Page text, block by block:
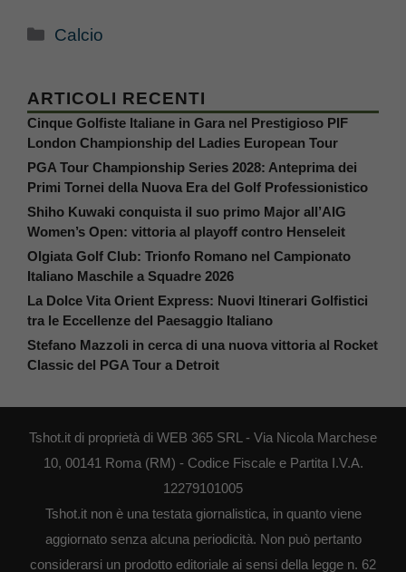
Categorie
Calcio
ARTICOLI RECENTI
Cinque Golfiste Italiane in Gara nel Prestigioso PIF
London Championship del Ladies European Tour
PGA Tour Championship Series 2028: Anteprima dei
Primi Tornei della Nuova Era del Golf Professionistico
Shiho Kuwaki conquista il suo primo Major all’AIG
Women’s Open: vittoria al playoff contro Henseleit
Olgiata Golf Club: Trionfo Romano nel Campionato
Italiano Maschile a Squadre 2026
La Dolce Vita Orient Express: Nuovi Itinerari Golfistici
tra le Eccellenze del Paesaggio Italiano
Stefano Mazzoli in cerca di una nuova vittoria al Rocket
Classic del PGA Tour a Detroit
Tshot.it di proprietà di WEB 365 SRL - Via Nicola Marchese
10, 00141 Roma (RM) - Codice Fiscale e Partita I.V.A.
12279101005
Tshot.it non è una testata giornalistica, in quanto viene
aggiornato senza alcuna periodicità. Non può pertanto
considerarsi un prodotto editoriale ai sensi della legge n. 62